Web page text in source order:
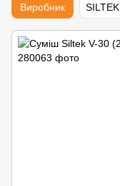
Виробник SILTEK